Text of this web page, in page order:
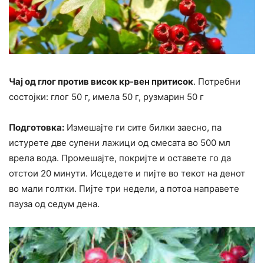
Чај од глог против висок кр-вен притисок. Потребни
состојки: глог 50 г, имела 50 г, рузмарин 50 г
Подготовка: Измешајте ги сите билки заесно, па
истурете две супени лажици од смесата во 500 мл
врела вода. Промешајте, покријте и оставете го да
отстои 20 минути. Исцедете и пијте во текот на денот
во мали голтки. Пијте три недели, а потоа направете
пауза од седум дена.